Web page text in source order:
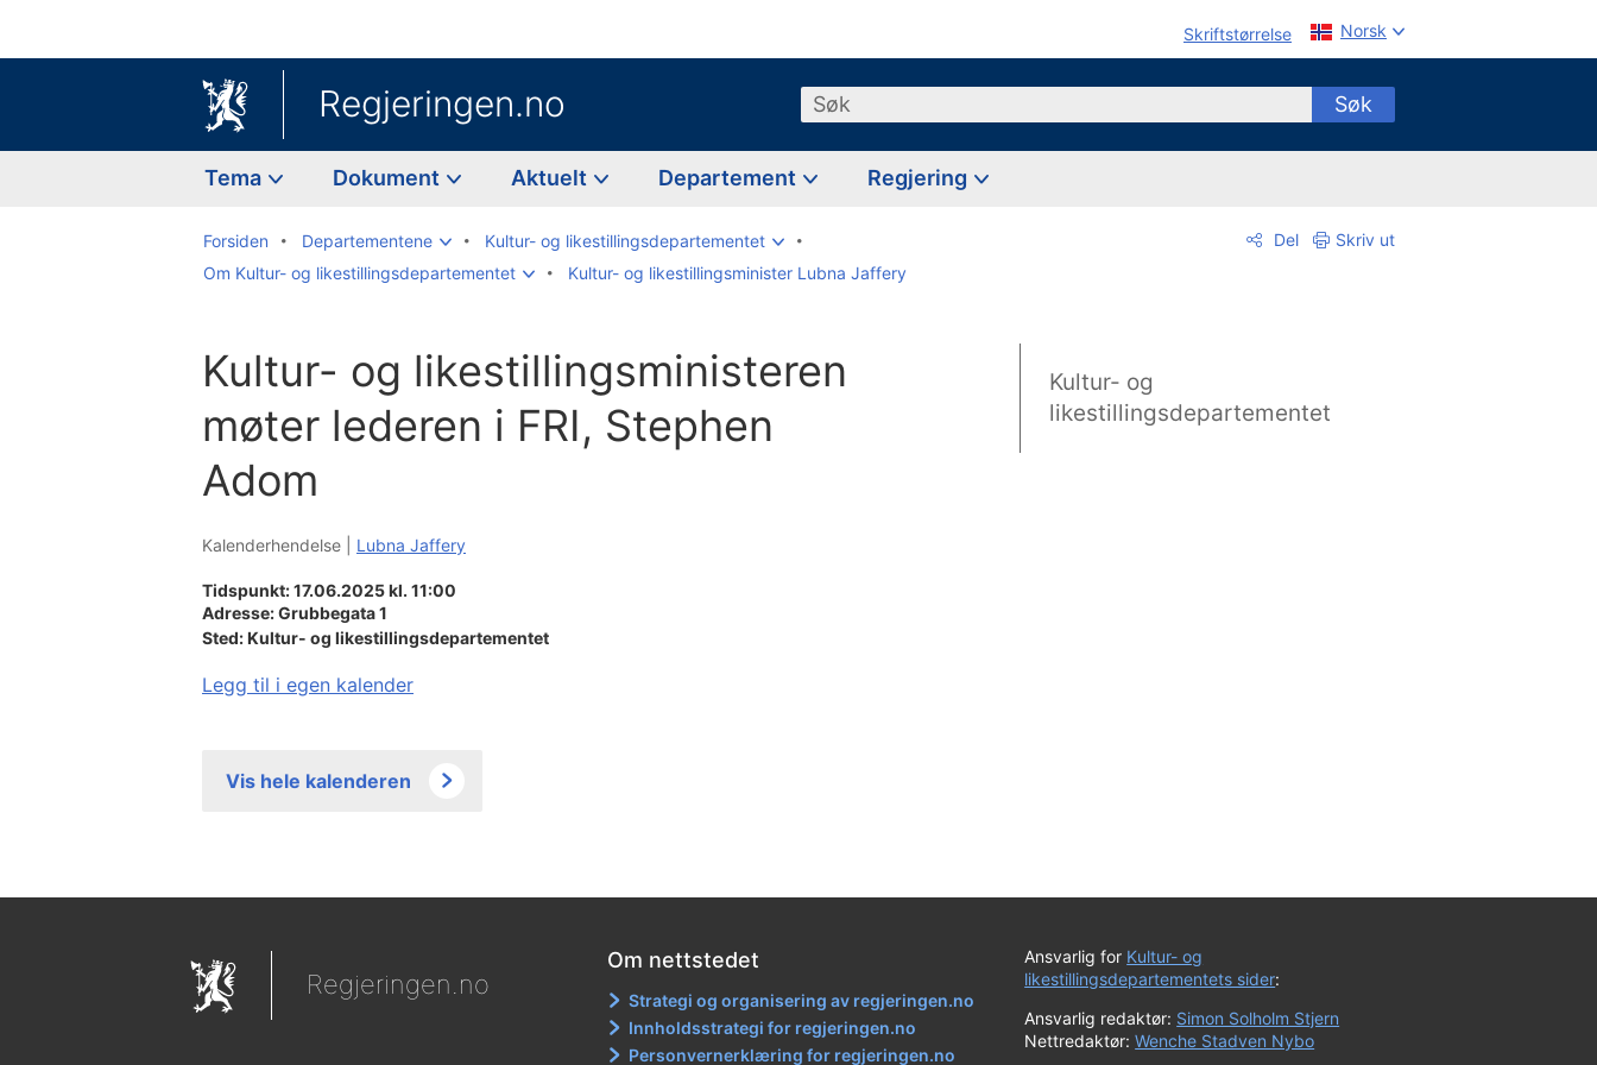
Skriftstørrelse Norsk
Regjeringen.no Søk Søk
Tema Dokument Aktuelt Departement Regjering
Forsiden Departementene
Kultur- og likestillingsdepartementet
Om Kultur- og likestillingsdepartementet
Kultur- og likestillingsminister Lubna Jaffery
Del Skriv ut
Kultur- og likestillingsministeren
møter lederen i FRI, Stephen
Adom
Kalenderhendelse | Lubna Jaffery
Tidspunkt: 17.06.2025 kl. 11:00
Adresse:Grubbegata 1
Sted:Kultur- og likestillingsdepartementet
Legg til i egen kalender
Vis hele kalenderen
Kultur- og
likestillingsdepartementet
Regjeringen.no
Om nettstedet
Strategi og organisering av regjeringen.no
Innholdsstrategi for regjeringen.no
Personvernerklæring for regjeringen.no
Ansvarlig for Kultur- og
likestillingsdepartementets sider:
Ansvarlig redaktør: Simon Solholm Stjern
Nettredaktør:Wenche Stadven Nybo